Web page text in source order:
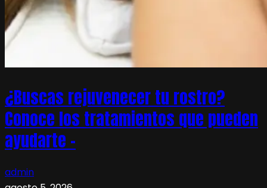
¿Buscas rejuvenecer tu rostro?
Conoce los tratamientos que pueden
ayudarte –
admin